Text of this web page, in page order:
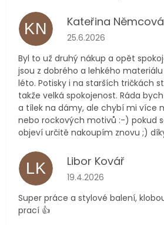
KN Kateřina Němcová
Hodnocení obchodu je
25.6.2026
Byl to už druhý nákup a opět
jsou z dobrého a lehkého
léto. Potisky i na starších tričkách
takže velká spokojenost. Ráda
a tílek na dámy, ale chybí mi více
nebo rockových motivů :-) pokud
objeví určitě nakoupím znovu ;)
LK Libor Kovář
Hodnocení obchodu je
19.4.2026
Super práce a stylové balení,
prací 👍